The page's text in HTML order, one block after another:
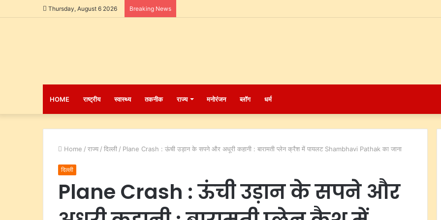
Thursday, August 6 2026 Breaking News
HOME राष्ट्रीय स्वास्थ्य तकनीक राज्य मनोरंजन ब्लॉग धर्म
Home / राज्य / दिल्ली / Plane Crash : ऊंची उड़ान के सपने और अधूरी कहानी : बारामती प्लेन क्रैश में पायलट Shambhavi Pathak का जाना
दिल्ली
Plane Crash : ऊंची उड़ान के सपने और